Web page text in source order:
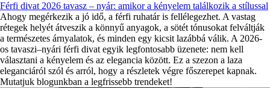
Férfi divat 2026 tavasz – nyár: amikor a kényelem találkozik a stílussal
Ahogy megérkezik a jó idő, a férfi ruhatár is fellélegezhet. A vastag
rétegek helyét átveszik a könnyű anyagok, a sötét tónusokat felváltják
a természetes árnyalatok, és minden egy kicsit lazábbá válik. A 2026-
os tavaszi–nyári férfi divat egyik legfontosabb üzenete: nem kell
választani a kényelem és az elegancia között. Ez a szezon a laza
eleganciáról szól és arról, hogy a részletek végre főszerepet kapnak.
Mutatjuk blogunkban a legfrissebb trendeket!